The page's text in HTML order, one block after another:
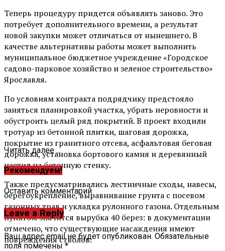
Теперь процедуру придется объявлять заново. Это
потребует дополнительного времени, а результат
новой закупки может отличаться от нынешнего. В
качестве альтернативы работы может выполнить
муниципальное бюджетное учреждение «Городское
садово-парковое хозяйство и зеленое строительство»
Ярославля.
По условиям контракта подрядчику предстояло
заняться планировкой участка, убрать неровности и
обустроить целый ряд покрытий. В проект входили
тротуар из бетонной плитки, шаговая дорожка,
покрытие из гранитного отсева, асфальтовая беговая
дорожка, установка бортового камня и деревянный
настил на бетонную стенку.
Также предусматривались лестничные сходы, навесы,
берегоукрепление, выравнивание грунта с посевом
газонных трав и укладка рулонного газона. Отдельным
пунктом значится вырубка 40 берез: в документации
отмечено, что существующие насаждения имеют
повреждения стволов.
Читать далее ...
Рекомендуем!
Оставить комментарий
Leave a Reply
Ваш адрес email не будет опубликован. Обязательные
поля помечены *